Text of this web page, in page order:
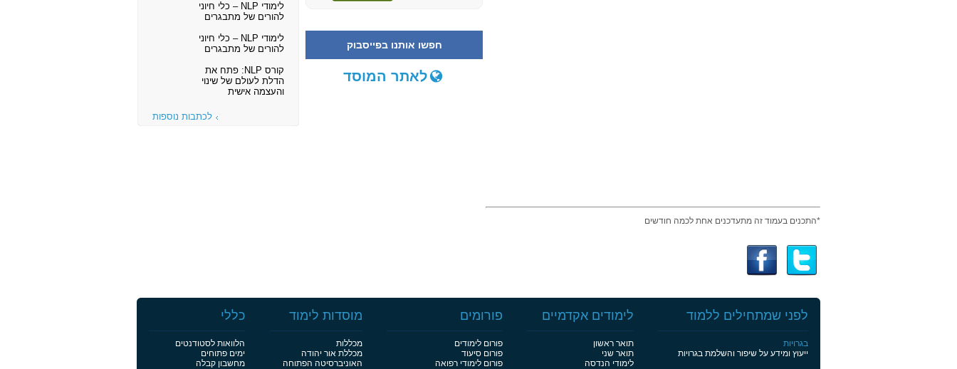
חפשו אותנו בפייסבוק
לאתר המוסד
*התכנים בעמוד זה מתעדכנים אחת לכמה חודשים
לימודי NLP – כלי חיוני
להורים של מתבגרים
לימודי NLP – כלי חיוני
להורים של מתבגרים
קורס NLP: פתח את
הדלת לעולם של שינוי
והעצמה אישית
לכתבות נוספות
לפני שמתחילים ללמוד
בגרויות
ייעוץ ומידע על שיפור והשלמת בגרויות
לימודים אקדמיים
תואר ראשון
תואר שני
לימודי הנדסה
פורומים
פורום לימודים
פורום סיעוד
פורום לימודי רפואה
מוסדות לימוד
מכללות
מכללת אור יהודה
האוניברסיטה הפתוחה
כללי
הלוואות לסטודנטים
ימים פתוחים
מחשבון קבלה